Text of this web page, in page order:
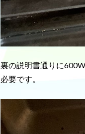
裏の説明書通りに
必要です。